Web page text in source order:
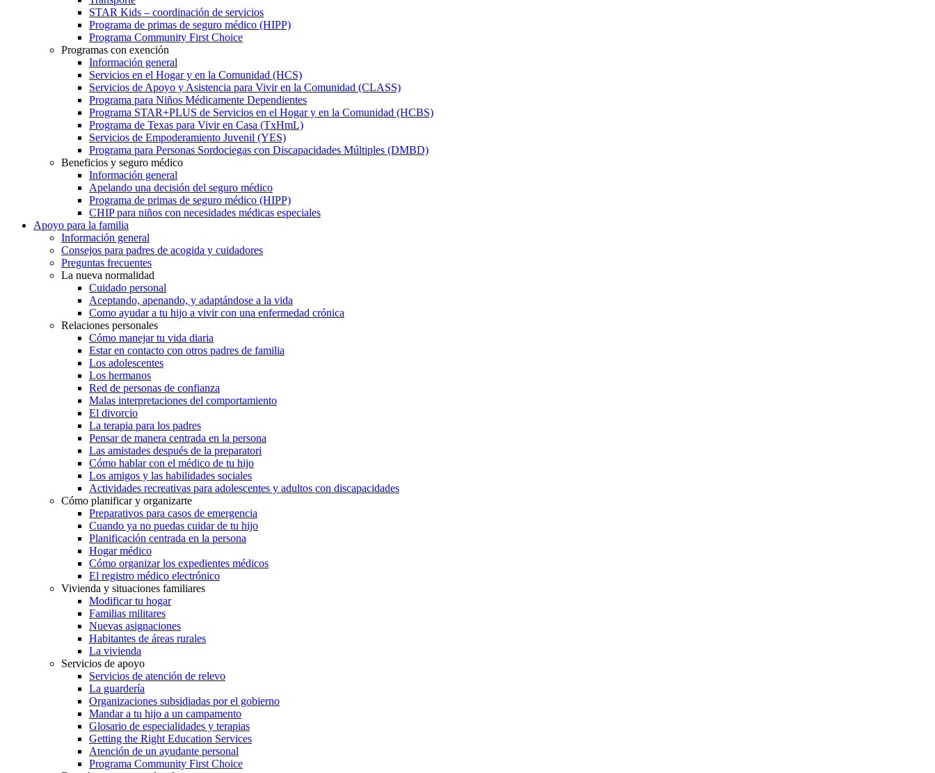
STAR Kids – coordinación de servicios
Programa de primas de seguro médico (HIPP)
Programa Community First Choice
Programas con exención
Información general
Servicios en el Hogar y en la Comunidad (HCS)
Servicios de Apoyo y Asistencia para Vivir en la Comunidad (CLASS)
Programa para Niños Médicamente Dependientes
Programa STAR+PLUS de Servicios en el Hogar y en la Comunidad (HCBS)
Programa de Texas para Vivir en Casa (TxHmL)
Servicios de Empoderamiento Juvenil (YES)
Programa para Personas Sordociegas con Discapacidades Múltiples (DMBD)
Beneficios y seguro médico
Información general
Apelando una decisión del seguro médico
Programa de primas de seguro médico (HIPP)
CHIP para niños con necesidades médicas especiales
Apoyo para la familia
Información general
Consejos para padres de acogida y cuidadores
Preguntas frecuentes
La nueva normalidad
Cuidado personal
Aceptando, apenando, y adaptándose a la vida
Como ayudar a tu hijo a vivir con una enfermedad crónica
Relaciones personales
Cómo manejar tu vida diaria
Estar en contacto con otros padres de familia
Los adolescentes
Los hermanos
Red de personas de confianza
Malas interpretaciones del comportamiento
El divorcio
La terapia para los padres
Pensar de manera centrada en la persona
Las amistades después de la preparatori
Cómo hablar con el médico de tu hijo
Los amigos y las habilidades sociales
Actividades recreativas para adolescentes y adultos con discapacidades
Cómo planificar y organizarte
Preparativos para casos de emergencia
Cuando ya no puedas cuidar de tu hijo
Planificación centrada en la persona
Hogar médico
Cómo organizar los expedientes médicos
El registro médico electrónico
Vivienda y situaciones familiares
Modificar tu hogar
Familias militares
Nuevas asignaciones
Habitantes de áreas rurales
La vivienda
Servicios de apoyo
Servicios de atención de relevo
La guardería
Organizaciones subsidiadas por el gobierno
Mandar a tu hijo a un campamento
Glosario de especialidades y terapias
Getting the Right Education Services
Atención de un ayudante personal
Programa Community First Choice